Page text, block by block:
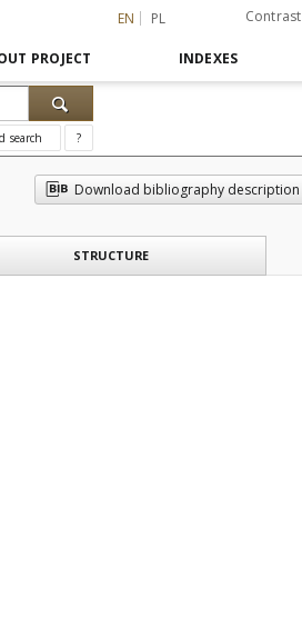
EN PL Contrast
PROJECT INDEXES
search ?
Download bibliography description
STRUCTURE